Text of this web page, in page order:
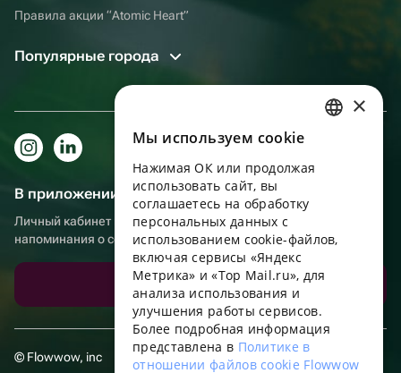
Правила акции “Atomic Heart”
Популярные города
В приложении еще удобнее!
Личный кабинет получателя, больше бонусов за покупки и
напоминания о событиях
Скачать приложение
© Flowwow, inc
ENGLISH
UKRAINIAN
PORTUGUESE
FRENCH
×
Мы используем сookie
Нажимая ОК или продолжая
использовать сайт, вы
соглашаетесь на обработку
персональных данных с
использованием cookie-файлов,
включая сервисы «Яндекс
Метрика» и «Top Mail.ru», для
анализа использования и
улучшения работы сервисов.
Более подробная информация
представлена в Политике в
отношении файлов cookie Flowwow